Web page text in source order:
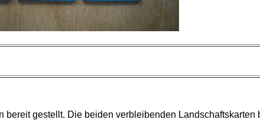
gestellt. Die beiden verbleibenden Landschaftskarten